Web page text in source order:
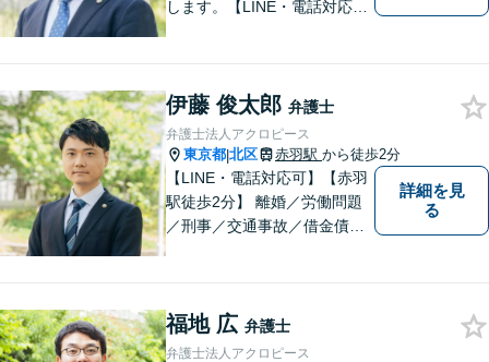
します。【LINE・電話対応
スはあなたの味方です！他士
業との連携あり。
伊藤 俊太郎 弁護士
弁護士法人アクロピース
東京都|北区 赤羽駅 から徒歩2分
【LINE・電話対応可】【赤羽
駅徒歩2分】 離婚／労働問題
／刑事／交通事故／借金債務
との連携あり。アクロピース
はあなたの味方です！
詳細を見
る
福地 広 弁護士
弁護士法人アクロピース